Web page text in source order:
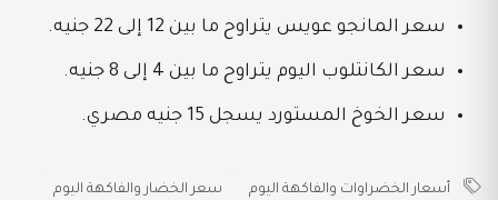
سعر المانجو عويس يتراوح ما بين 12 إلى 22 جنيه.
سعر الكانتلوب اليوم يتراوح ما بين 4 إلى 8 جنيه.
سعر الخوخ المستورد يسجل 15 جنيه مصري.
أسعار الخضراوات والفاكهة اليوم سعر الخضار والفاكهة اليوم